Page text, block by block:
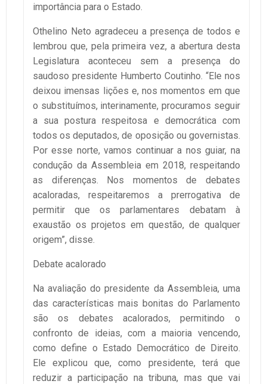
importância para o Estado.
Othelino Neto agradeceu a presença de todos e
lembrou que, pela primeira vez, a abertura desta
Legislatura aconteceu sem a presença do
saudoso presidente Humberto Coutinho. “Ele nos
deixou imensas lições e, nos momentos em que
o substituímos, interinamente, procuramos seguir
a sua postura respeitosa e democrática com
todos os deputados, de oposição ou governistas.
Por esse norte, vamos continuar a nos guiar, na
condução da Assembleia em 2018, respeitando
as diferenças. Nos momentos de debates
acaloradas, respeitaremos a prerrogativa de
permitir que os parlamentares debatam à
exaustão os projetos em questão, de qualquer
origem”, disse.
Debate acalorado
Na avaliação do presidente da Assembleia, uma
das características mais bonitas do Parlamento
são os debates acalorados, permitindo o
confronto de ideias, com a maioria vencendo,
como define o Estado Democrático de Direito.
Ele explicou que, como presidente, terá que
reduzir a participação na tribuna, mas que vai